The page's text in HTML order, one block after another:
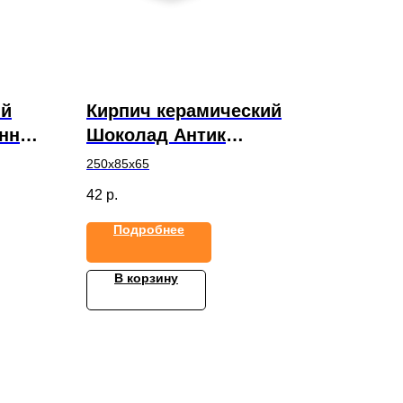
Кирпич керамический
Шоколад Антик
ЕВРОФОРМАТ 0,7НФ
250х85х65
42 р.
Подробнее
В корзину